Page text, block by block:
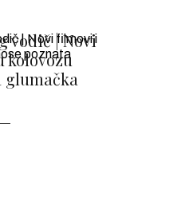
vodič | Novi
kolovozu
glumačka